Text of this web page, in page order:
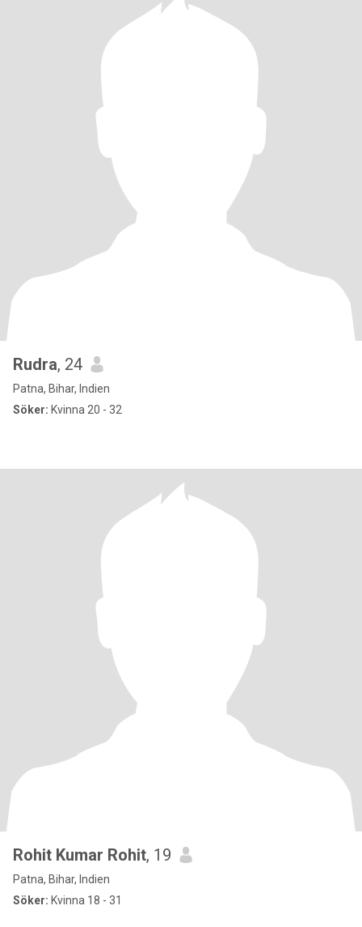
Rudra, 24
Patna, Bihar, Indien
Söker: Kvinna 20 - 32
Rohit Kumar Rohit, 19
Patna, Bihar, Indien
Söker: Kvinna 18 - 31